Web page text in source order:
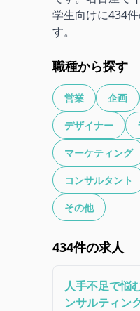
学生向けに434
す。
職種から探す
営業 企画
デザイナー
マーケティング
コンサルタント
その他
434件の求人
人手不足で悩
ンサルティン